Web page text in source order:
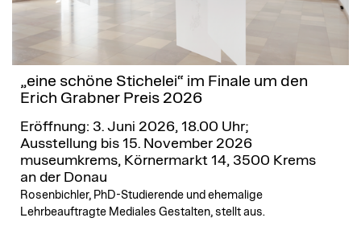
„eine schöne Stichelei“ im Finale um den
Erich Grabner Preis 2026
Eröffnung: 3. Juni 2026, 18.00 Uhr;
Ausstellung bis 15. November 2026
museumkrems, Körnermarkt 14, 3500 Krems
an der Donau
Rosenbichler, PhD-Studierende und ehemalige
Lehrbeauftragte Mediales Gestalten, stellt aus.